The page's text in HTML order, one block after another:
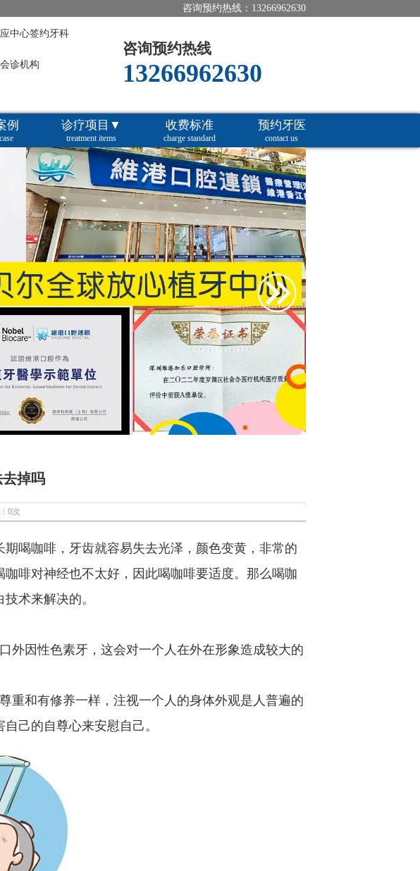
咨询预约热线：13266962630
中心签约牙科
诊机构
咨询预约热线
13266962630
例 诊疗项目▼
treatment items
收费标准
charge standard
预约牙医
contact us
掉吗
0次
喝咖啡，牙齿就容易失去光泽，颜色变黄，非常的
啡对神经也不太好，因此喝咖啡要适度。那么喝咖
术来解决的。
因性色素牙，这会对一个人在外在形象造成较大的
和有修养一样，注视一个人的身体外观是人普遍的
己的自尊心来安慰自己。